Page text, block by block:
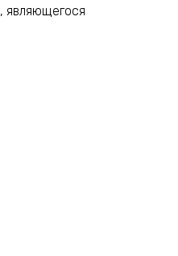
, являющегося